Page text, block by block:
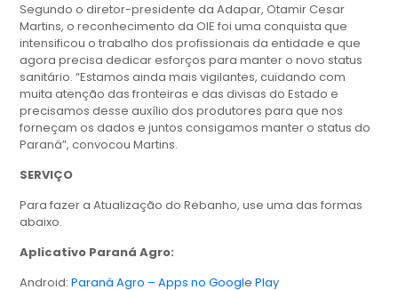
Segundo o diretor-presidente da Adapar, Otamir Cesar
Martins, o reconhecimento da OIE foi uma conquista que
intensificou o trabalho dos profissionais da entidade e que
agora precisa dedicar esforços para manter o novo status
sanitário. “Estamos ainda mais vigilantes, cuidando com
muita atenção das fronteiras e das divisas do Estado e
precisamos desse auxílio dos produtores para que nos
forneçam os dados e juntos consigamos manter o status do
Paraná”, convocou Martins.
SERVIÇO
Para fazer a Atualização do Rebanho, use uma das formas
abaixo.
Aplicativo Paraná Agro:
Android:Paraná Agro – Apps no Google Play